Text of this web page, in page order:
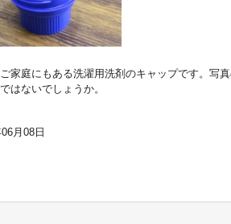
家庭にもある洗濯用洗剤のキャップです。写
はないでしょうか。
月08日